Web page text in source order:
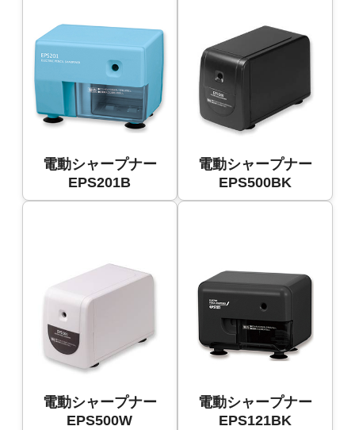
電動シャープナー
EPS201B
電動シャープナー
EPS500BK
電動シャープナー
EPS500W
電動シャープナー
EPS121BK